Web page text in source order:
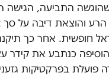
התביעה, הגישה
חופשית. אחר כך
כנתבע את קידר
בפרקטיקות